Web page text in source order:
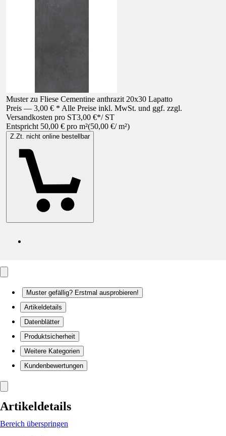
Muster zu Fliese Cementine anthrazit 20x30 Lapatto
Preis — 3,00 € * Alle Preise inkl. MwSt. und ggf. zzgl.
Versandkosten pro ST3,00 €*/ ST
Entspricht 50,00 € pro m²(50,00 €/ m²)
Z.Zt. nicht online bestellbar
Muster gefällig? Erstmal ausprobieren!
Artikeldetails
Datenblätter
Produktsicherheit
Weitere Kategorien
Kundenbewertungen
Artikeldetails
Bereich überspringen